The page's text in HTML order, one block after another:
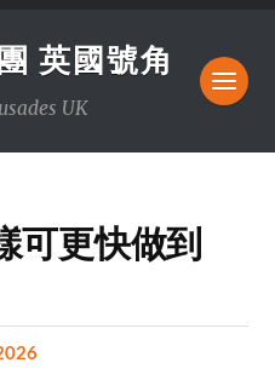
英國號角
UK
可更快做到